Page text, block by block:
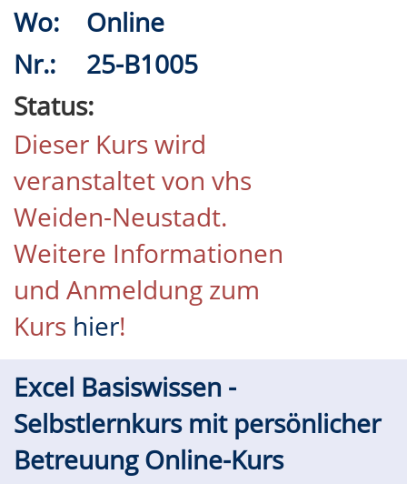
Wo:
Online
Nr.:
25-B1005
Status:
Dieser Kurs wird
veranstaltet von vhs
Weiden-Neustadt.
Weitere Informationen
und Anmeldung zum
Kurs hier!
Excel Basiswissen -
Selbstlernkurs mit persönlicher
Betreuung Online-Kurs